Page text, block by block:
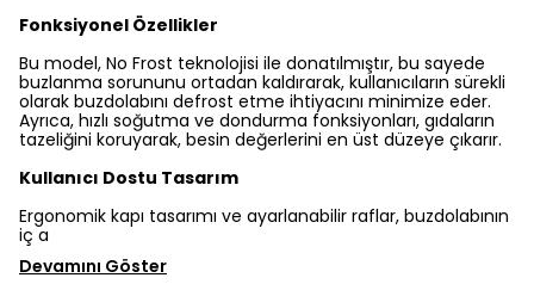
Fonksiyonel Özellikler
Bu model, No Frost teknolojisi ile donatılmıştır, bu sayede
buzlanma sorununu ortadan kaldırarak, kullanıcıların sürekli
olarak buzdolabını defrost etme ihtiyacını minimize eder.
Ayrıca, hızlı soğutma ve dondurma fonksiyonları, gıdaların
tazeliğini koruyarak, besin değerlerini en üst düzeye çıkarır.
Kullanıcı Dostu Tasarım
Ergonomik kapı tasarımı ve ayarlanabilir raflar, buzdolabının
iç a
Devamını Göster